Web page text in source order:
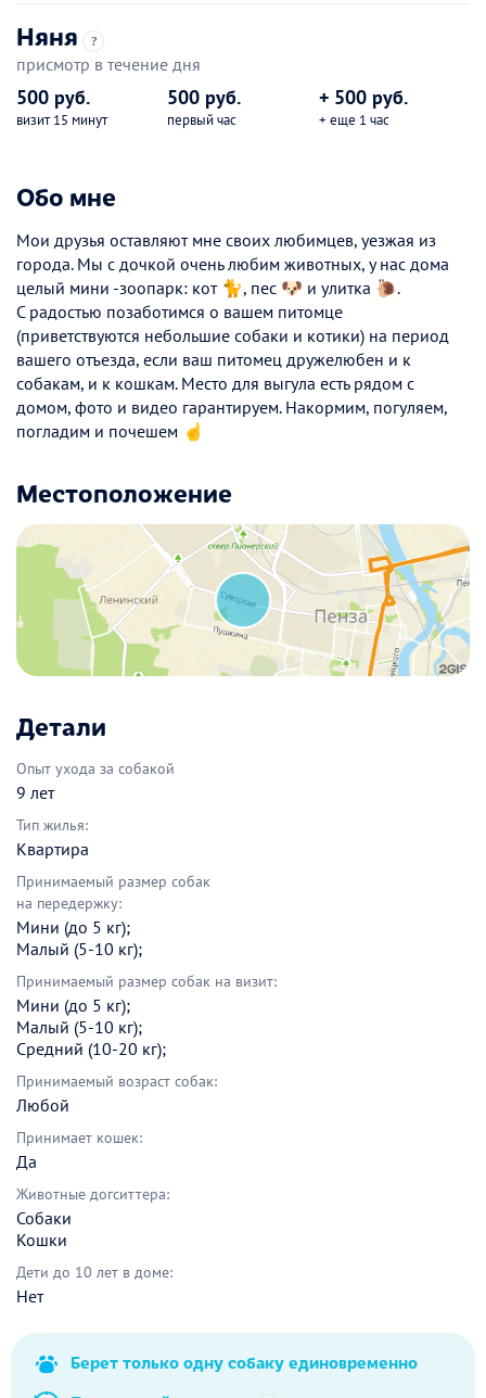
Няня ?
присмотр в течение дня
500 руб.
визит 15 минут
500 руб.
первый час
+ 500 руб.
+ еще 1 час
Обо мне
Мои друзья оставляют мне своих любимцев, уезжая из
города. Мы с дочкой очень любим животных, у нас дома
целый мини -зоопарк: кот 🐈, пес 🐶 и улитка 🐌.
С радостью позаботимся о вашем питомце
(приветствуются небольшие собаки и котики) на период
вашего отъезда, если ваш питомец дружелюбен и к
собакам, и к кошкам. Место для выгула есть рядом с
домом, фото и видео гарантируем. Накормим, погуляем,
погладим и почешем ☝️
Местоположение
Детали
Опыт ухода за собакой
9 лет
Тип жилья:
Квартира
Принимаемый размер собак
на передержку:
Мини (до 5 кг);
Малый (5-10 кг);
Принимаемый размер собак на визит:
Мини (до 5 кг);
Малый (5-10 кг);
Средний (10-20 кг);
Принимаемый возраст собак:
Любой
Принимает кошек:
Да
Животные догситтера:
Собаки
Кошки
Дети до 10 лет в доме:
Нет
Берет только одну собаку единовременно